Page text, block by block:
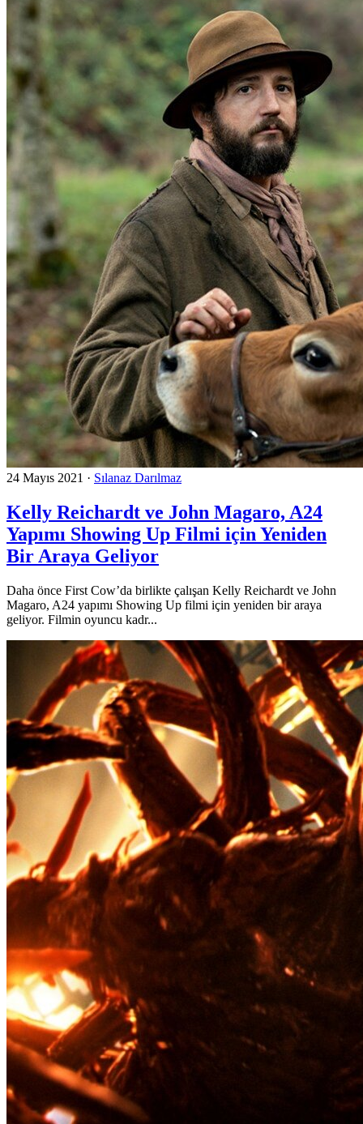
24 Mayıs 2021 · Sılanaz Darılmaz
Kelly Reichardt ve John Magaro, A24
Yapımı Showing Up Filmi için Yeniden
Bir Araya Geliyor
Daha önce First Cow’da birlikte çalışan Kelly Reichardt ve John
Magaro, A24 yapımı Showing Up filmi için yeniden bir araya
geliyor. Filmin oyuncu kadr...